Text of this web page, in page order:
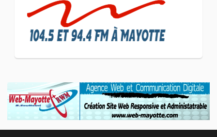
CULTURE ET SOCIÉTÉ
L'association Marovoanio
et Reska NI Kalamu pour la
Langue KIBOSI